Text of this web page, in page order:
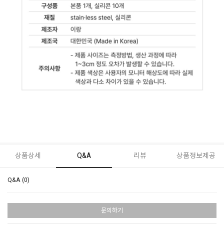
상품상세 Q&A 리뷰 상품정보제공
Q&A (0)
문의하기